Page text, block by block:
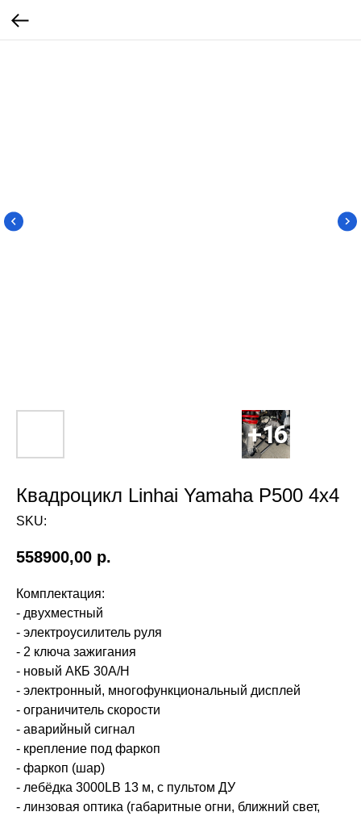
Квадроцикл Linhai Yamaha P500 4x4
SKU:
558900,00 р.
Комплектация:
- двухместный
- электроусилитель руля
- 2 ключа зажигания
- новый АКБ 30A/H
- электронный, многофункциональный дисплей
- ограничитель скорости
- аварийный сигнал
- крепление под фаркоп
- фаркоп (шар)
- лебёдка 3000LB 13 м, с пультом ДУ
- линзовая оптика (габаритные огни, ближний свет,